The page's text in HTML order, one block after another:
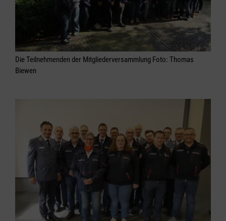
Die Teilnehmenden der Mitgliederversammlung Foto: Thomas
Biewen